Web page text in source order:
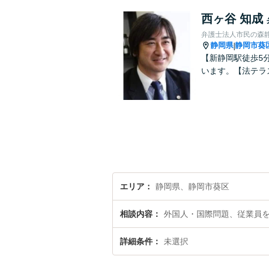
西ヶ谷 知成
弁護士法人市民の森
静岡県|静岡市葵
【新静岡駅徒歩
います。【法テ
エリア 静岡県、静岡市葵区
相談内容 外国人・国際問題、従業員
詳細条件 未選択